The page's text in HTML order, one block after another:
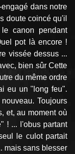
dans notre
doute coincé qu'il
canon pendant
pot là encore !
vissée dessus ...
bien sûr Cette
du même ordre
eu un ''long feu".
Toujours
et, au moment où
! ... l'obus partant
le culot partait
mais sans blesser